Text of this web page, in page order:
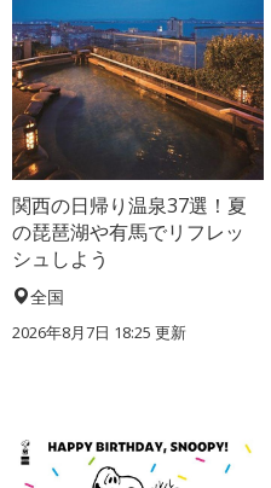
関西の日帰り温泉37選！夏
の琵琶湖や有馬でリフレッ
シュしよう
全国
2026年8月7日 18:25 更新